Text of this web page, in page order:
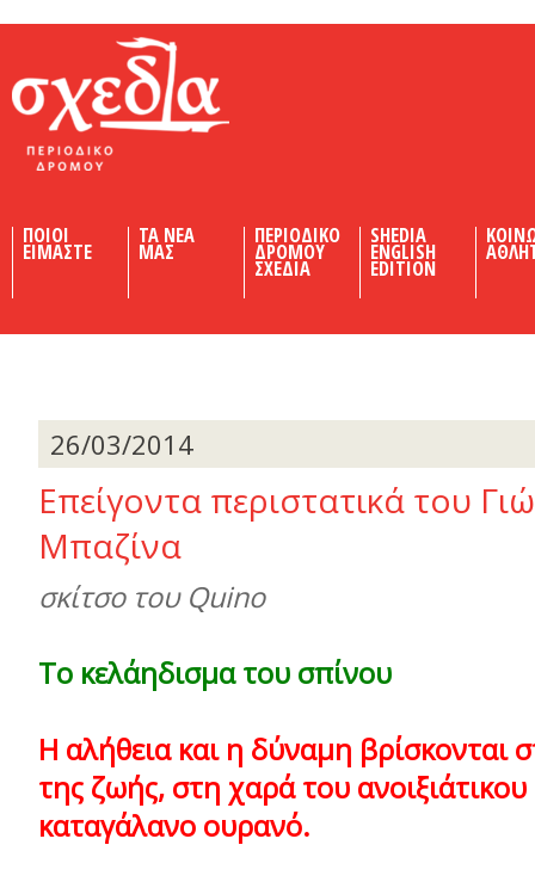
ΠΟΙΟΙ
ΕΙΜΑΣΤΕ
ΤΑ ΝΕΑ
ΜΑΣ
ΠΕΡΙΟΔΙΚΟ
ΔΡΟΜΟΥ
ΣΧΕΔΙΑ
SHEDIA
ENGLISH
EDITION
26/03/2014
Επείγοντα περιστατικά του
Μπαζίνα
σκίτσο του Quino
Το κελάηδισμα του σπίνου
Η αλήθεια και η δύναμη βρίσκονται
της ζωής, στη χαρά του
καταγάλανο ουρανό.